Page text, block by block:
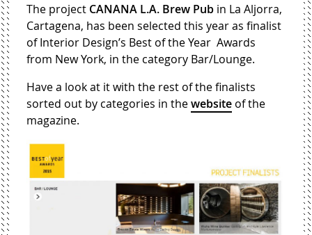
The project CANANA L.A. Brew Pub in La Aljorra,
Cartagena, has been selected this year as finalist
of Interior Design’s Best of the Year Awards
from New York, in the category Bar/Lounge.
Have a look at it with the rest of the finalists
sorted out by categories in thewebsite of the
magazine.